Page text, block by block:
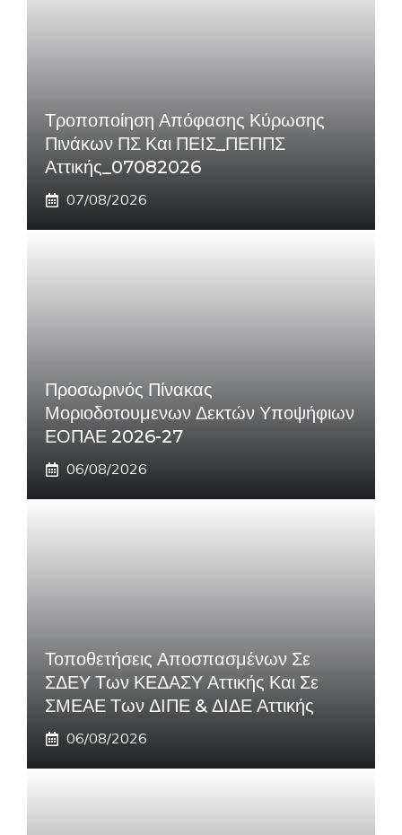
Τροποποίηση Απόφασης Κύρωσης
Πινάκων ΠΣ Και ΠΕΙΣ_ΠΕΠΠΣ
Αττικής_07082026
07/08/2026
Προσωρινός Πίνακας
Μοριοδοτουμενων Δεκτών Υποψήφιων
ΕΟΠΑΕ 2026-27
06/08/2026
Τοποθετήσεις Αποσπασμένων Σε
ΣΔΕΥ Των ΚΕΔΑΣΥ Αττικής Και Σε
ΣΜΕΑΕ Των ΔΙΠΕ & ΔΙΔΕ Αττικής
06/08/2026